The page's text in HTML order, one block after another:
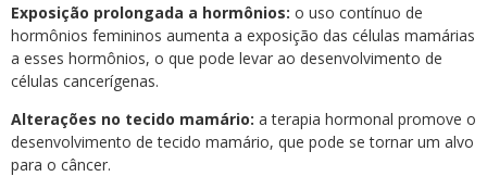
Exposição prolongada a hormônios: o uso contínuo de
hormônios femininos aumenta a exposição das células mamárias
a esses hormônios, o que pode levar ao desenvolvimento de
células cancerígenas.
Alterações no tecido mamário: a terapia hormonal promove o
desenvolvimento de tecido mamário, que pode se tornar um alvo
para o câncer.